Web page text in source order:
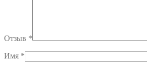
Отзыв *
Имя *